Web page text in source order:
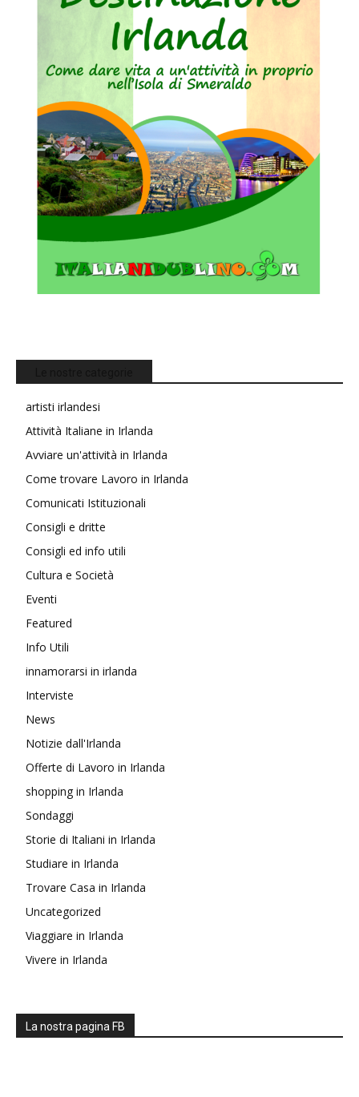
artisti irlandesi
Attività Italiane in Irlanda
Avviare un'attività in Irlanda
Come trovare Lavoro in Irlanda
Comunicati Istituzionali
Consigli e dritte
Consigli ed info utili
Cultura e Società
Eventi
Featured
Info Utili
innamorarsi in irlanda
Interviste
News
Notizie dall'Irlanda
Offerte di Lavoro in Irlanda
shopping in Irlanda
Sondaggi
Storie di Italiani in Irlanda
Studiare in Irlanda
Trovare Casa in Irlanda
Uncategorized
Viaggiare in Irlanda
Vivere in Irlanda
La nostra pagina FB